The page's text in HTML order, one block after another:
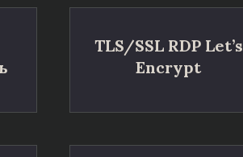
TLS/SSL RDP Let’s
Encrypt